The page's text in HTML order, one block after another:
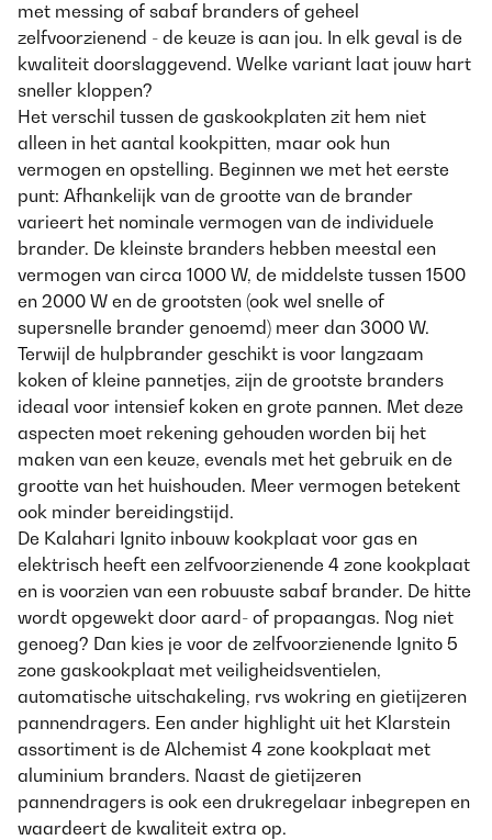
met messing of sabaf branders of geheel
zelfvoorzienend - de keuze is aan jou. In elk geval is de
kwaliteit doorslaggevend. Welke variant laat jouw hart
sneller kloppen?
Het verschil tussen de gaskookplaten zit hem niet
alleen in het aantal kookpitten, maar ook hun
vermogen en opstelling. Beginnen we met het eerste
punt: Afhankelijk van de grootte van de brander
varieert het nominale vermogen van de individuele
brander. De kleinste branders hebben meestal een
vermogen van circa 1000 W, de middelste tussen 1500
en 2000 W en de grootsten (ook wel snelle of
supersnelle brander genoemd) meer dan 3000 W.
Terwijl de hulpbrander geschikt is voor langzaam
koken of kleine pannetjes, zijn de grootste branders
ideaal voor intensief koken en grote pannen. Met deze
aspecten moet rekening gehouden worden bij het
maken van een keuze, evenals met het gebruik en de
grootte van het huishouden. Meer vermogen betekent
ook minder bereidingstijd.
De Kalahari Ignito inbouw kookplaat voor gas en
elektrisch heeft een zelfvoorzienende 4 zone kookplaat
en is voorzien van een robuuste sabaf brander. De hitte
wordt opgewekt door aard- of propaangas. Nog niet
genoeg? Dan kies je voor de zelfvoorzienende Ignito 5
zone gaskookplaat met veiligheidsventielen,
automatische uitschakeling, rvs wokring en gietijzeren
pannendragers. Een ander highlight uit het Klarstein
assortiment is de Alchemist 4 zone kookplaat met
aluminium branders. Naast de gietijzeren
pannendragers is ook een drukregelaar inbegrepen en
waardeert de kwaliteit extra op.